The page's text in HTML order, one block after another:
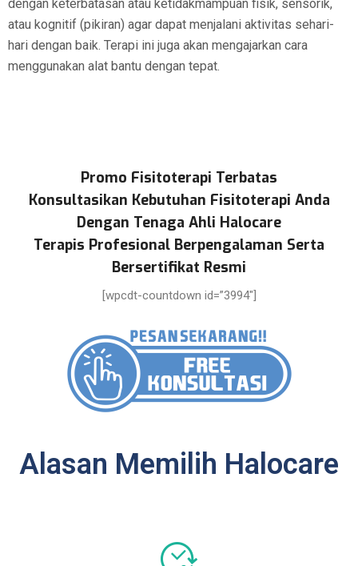
dengan keterbatasan atau ketidakmampuan fisik, sensorik,
atau kognitif (pikiran) agar dapat menjalani aktivitas sehari-
hari dengan baik. Terapi ini juga akan mengajarkan cara
menggunakan alat bantu dengan tepat.
Promo Fisitoterapi Terbatas
Konsultasikan Kebutuhan Fisitoterapi Anda
Dengan Tenaga Ahli Halocare
Terapis Profesional Berpengalaman Serta
Bersertifikat Resmi
[wpcdt-countdown id=”3994″]
Alasan Memilih Halocare